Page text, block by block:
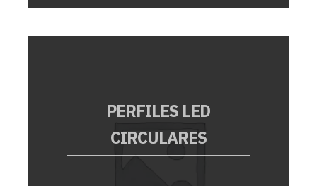
PERFILES LED
CIRCULARES